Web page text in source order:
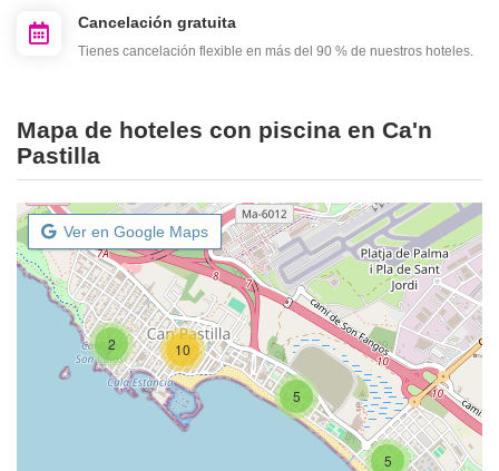
Cancelación gratuita
Tienes cancelación flexible en más del 90 % de nuestros hoteles.
Mapa de hoteles con piscina en Ca'n
Pastilla
Ver en Google Maps
2
5
10
5